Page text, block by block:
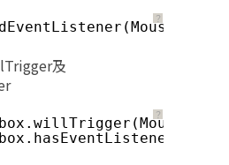
？
及
？